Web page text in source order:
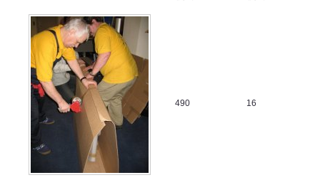
490 16